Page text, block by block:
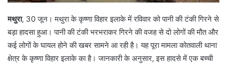
मथुरा, 30 जून। मथुरा के कृष्णा विहार इलाके में रविवार को पानी की टंकी गिरने से
बड़ा हादसा हुआ। पानी की टंकी भरभराकर गिरने की वजह से दो लोगों की मौत और
कई लोगों के घायल होने की खबर सामने आ रही है। यह पूरा मामला कोतवाली थाना
क्षेत्र के कृष्णा विहार इलाके का है। जानकारी के अनुसार, इस हादसे में एक बच्ची